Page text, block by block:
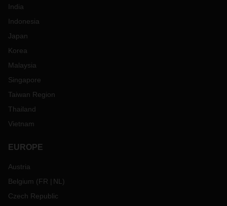
India
Indonesia
Japan
Korea
Malaysia
Singapore
Taiwan Region
Thailand
Vietnam
EUROPE
Austria
Belgium (FR NL )
Czech Republic